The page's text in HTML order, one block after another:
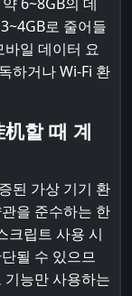
로 줄어들
일 데이터 요
하거나 Wi-Fi 환
할 때 계
된 가상 기기 환
을 준수하는 한
크립트 사용 시
단될 수 있으므
능만 사용하는